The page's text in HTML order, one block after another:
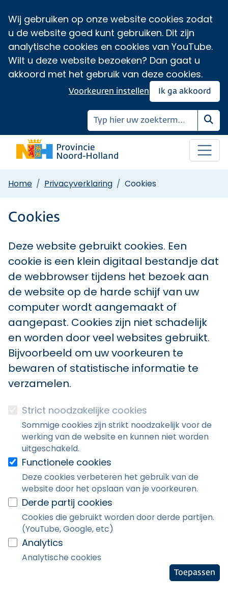
Wij gebruiken op onze website cookies zodat
u de website goed kunt gebruiken. Dit zijn
analytische cookies en cookies van YouTube.
Wilt u deze website bezoeken? Dan gaat u
akkoord met het gebruik van deze cookies.
Ik ga akkoord
Voorkeuren instellen
Home Privacyverklaring Cookies
Cookies
Deze website gebruikt cookies. Een
cookie is een klein digitaal bestandje dat
de webbrowser tijdens het bezoek aan
de website op de harde schijf van uw
computer wordt aangemaakt of
aangepast. Cookies zijn niet schadelijk
en worden door veel websites gebruikt.
Bijvoorbeeld om uw voorkeuren te
bewaren of statistische informatie te
verzamelen.
Strict noodzakelijke cookies
Sommige cookies zijn strikt noodzakelijk voor de
werking van de website en kunnen niet worden
uitgeschakeld.
Functionele cookies
Deze cookies verbeteren het gebruik van de
website door het opslaan van je voorkeuren.
Derde partij cookies
Cookies die gebruikt worden door derde partijen.
(YouTube, Google, etc)
Analytics
Analytische cookies
Toepassen